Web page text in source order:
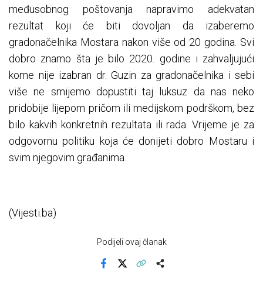
međusobnog poštovanja napravimo adekvatan
rezultat koji će biti dovoljan da izaberemo
gradonačelnika Mostara nakon više od 20 godina. Svi
dobro znamo šta je bilo 2020. godine i zahvaljujući
kome nije izabran dr. Guzin za gradonačelnika i sebi
više ne smijemo dopustiti taj luksuz da nas neko
pridobije lijepom pričom ili medijskom podrškom, bez
bilo kakvih konkretnih rezultata ili rada. Vrijeme je za
odgovornu politiku koja će donijeti dobro Mostaru i
svim njegovim građanima.
(Vijesti.ba)
Podijeli ovaj članak